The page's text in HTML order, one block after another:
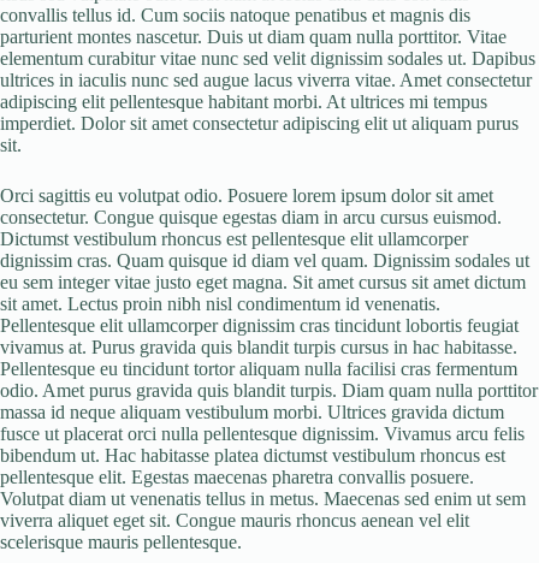
convallis tellus id. Cum sociis natoque penatibus et magnis dis
parturient montes nascetur. Duis ut diam quam nulla porttitor. Vitae
elementum curabitur vitae nunc sed velit dignissim sodales ut. Dapibus
ultrices in iaculis nunc sed augue lacus viverra vitae. Amet consectetur
adipiscing elit pellentesque habitant morbi. At ultrices mi tempus
imperdiet. Dolor sit amet consectetur adipiscing elit ut aliquam purus
sit.
Orci sagittis eu volutpat odio. Posuere lorem ipsum dolor sit amet
consectetur. Congue quisque egestas diam in arcu cursus euismod.
Dictumst vestibulum rhoncus est pellentesque elit ullamcorper
dignissim cras. Quam quisque id diam vel quam. Dignissim sodales ut
eu sem integer vitae justo eget magna. Sit amet cursus sit amet dictum
sit amet. Lectus proin nibh nisl condimentum id venenatis.
Pellentesque elit ullamcorper dignissim cras tincidunt lobortis feugiat
vivamus at. Purus gravida quis blandit turpis cursus in hac habitasse.
Pellentesque eu tincidunt tortor aliquam nulla facilisi cras fermentum
odio. Amet purus gravida quis blandit turpis. Diam quam nulla porttitor
massa id neque aliquam vestibulum morbi. Ultrices gravida dictum
fusce ut placerat orci nulla pellentesque dignissim. Vivamus arcu felis
bibendum ut. Hac habitasse platea dictumst vestibulum rhoncus est
pellentesque elit. Egestas maecenas pharetra convallis posuere.
Volutpat diam ut venenatis tellus in metus. Maecenas sed enim ut sem
viverra aliquet eget sit. Congue mauris rhoncus aenean vel elit
scelerisque mauris pellentesque.